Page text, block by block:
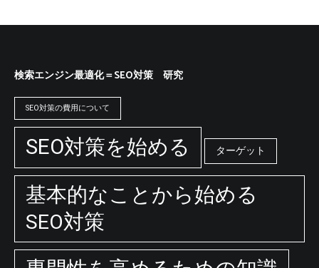
検索エンジン最適化＝SEO対策 研究
SEO対策の費用について
SEO対策を始める ターゲット
基本的なことから始める
SEO対策